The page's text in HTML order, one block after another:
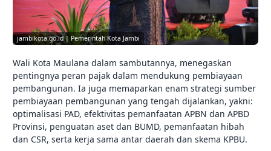
jambikota.go.id | Pemerintah Kota Jambi
Wali Kota Maulana dalam sambutannya, menegaskan
pentingnya peran pajak dalam mendukung pembiayaan
pembangunan. Ia juga memaparkan enam strategi sumber
pembiayaan pembangunan yang tengah dijalankan, yakni:
optimalisasi PAD, efektivitas pemanfaatan APBN dan APBD
Provinsi, penguatan aset dan BUMD, pemanfaatan hibah
dan CSR, serta kerja sama antar daerah dan skema KPBU.